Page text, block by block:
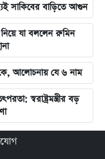
সাকিবের বাড়িতে আগুন
যা বললেন রুমিন
কে, আলোচনায় যে ৬ নাম
স্বরাষ্ট্রমন্ত্রীর বড়